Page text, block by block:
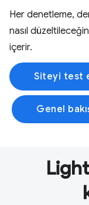
Her denetleme,
nasıl
içerir.
Siteyi test
Genel